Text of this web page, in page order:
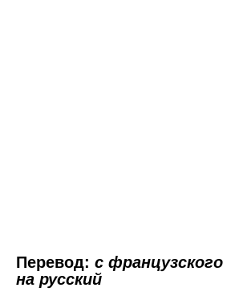
Перевод: с французского
на русский